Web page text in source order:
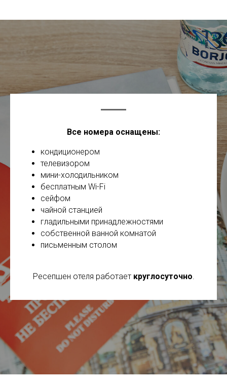
Все номера оснащены:
кондиционером
телевизором
мини-холодильником
бесплатным Wi-Fi
сейфом
чайной станцией
гладильными принадлежностями
собственной ванной комнатой
письменным столом
Ресепшен отеля работает круглосуточно.